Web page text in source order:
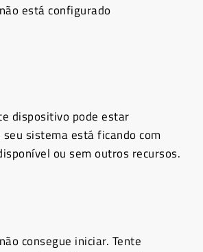
está configurado
dispositivo pode estar
sistema está ficando com
ou sem outros recursos.
consegue iniciar. Tente